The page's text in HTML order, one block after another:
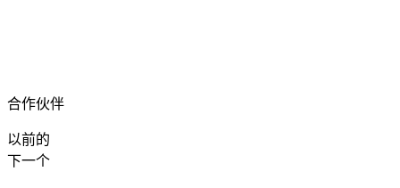
合作伙伴
以前的
下一个